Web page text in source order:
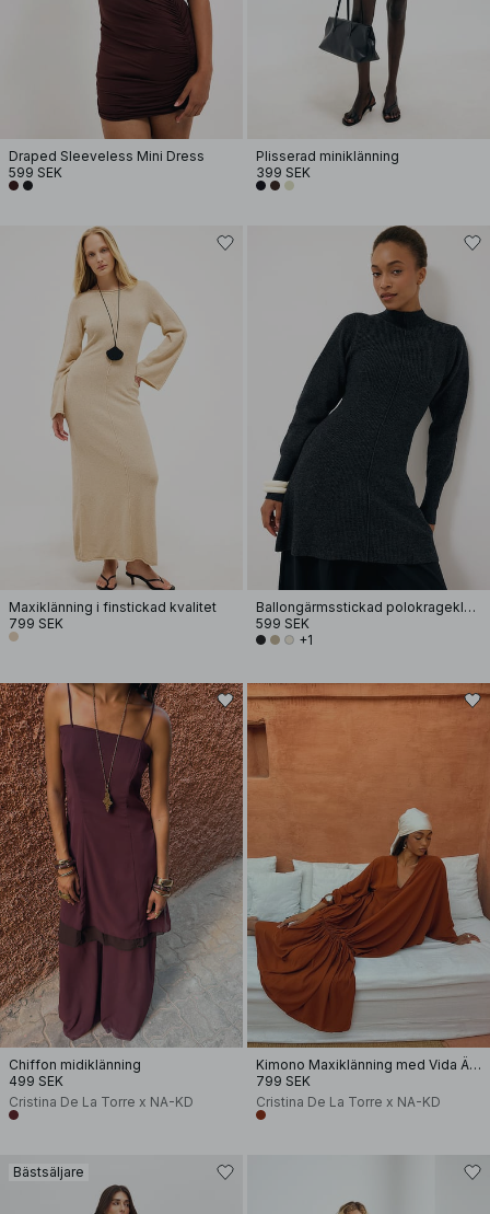
Draped Sleeveless Mini Dress
599 SEK
Plisserad miniklänning
399 SEK
Maxiklänning i finstickad kvalitet
799 SEK
Ballongärmsstickad polokrageklänning
599 SEK
+1
Chiffon midiklänning
499 SEK
Cristina De La Torre x NA-KD
Kimono Maxiklänning med Vida Ärmar
799 SEK
Cristina De La Torre x NA-KD
Bästsäljare